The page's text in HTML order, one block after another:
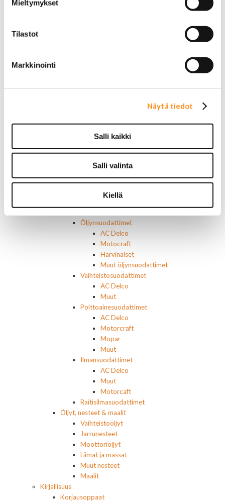
Mieltymykset
Tilastot
Markkinointi
Näytä tiedot
Salli kaikki
Salli valinta
Kiellä
Vesipumput ja tiivisteet
Nivelet ja puslat
Alapallonivelet
Raidetangonpäät sisempi
Raidetangonpäät ulompi
Vakaajan linkit
Öljynsuodattimet
AC Delco
Motocraft
Harvinaiset
Muut öljynsuodattimet
Vaihteistosuodattimet
AC Delco
Muut
Polttoainesuodattimet
AC Delco
Motorcraft
Mopar
Muut
Ilmansuodattimet
AC Delco
Muut
Motorcaft
Raitisilmasuodattimet
Öljyt, nesteet & maalit
Vaihteistoöljyt
Jarrunesteet
Moottoriöljyt
Liimat ja massat
Muut nesteet
Maalit
Kirjallisuus
Korjausoppaat